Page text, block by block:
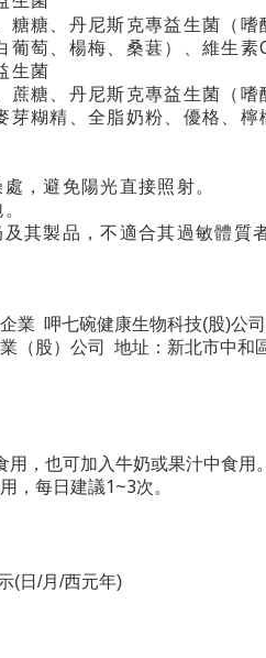
糖糖、 丹尼斯克專益生菌（嗜
葡萄、楊梅、桑葚） 、維生素
生菌
蔗糖、 丹尼斯克專益生菌（嗜
芽糊精、全脂奶粉、優格、
，避免陽光直接照射。
其製品，不適合其過敏體質
業 呷七碗健康生物科技(股)公司
（ 股） 公司 地址 ： 新北市中和
用，也可加入牛奶或果汁中食用。
，每日建議1~3次。
(日 /月 /西元年)